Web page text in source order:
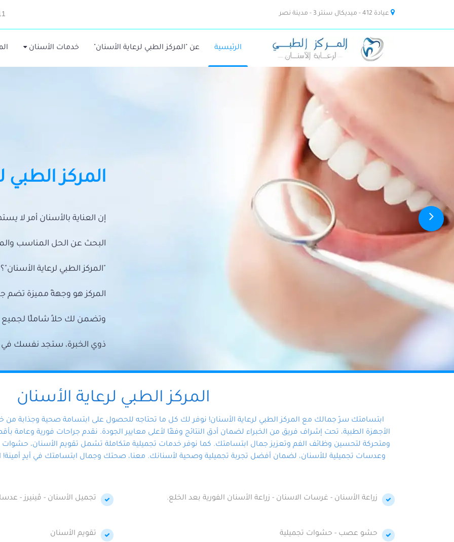
عيادة 412 - ميديكال سنتر 3 - مدينة نصر
الرئيسية عن "المركز الطبي لرعاية الأسنان" خدمات الأسنان
المركز الطبي
إن العناية بالأسنان أمر لا
البحث عن الحل المناسب
"المركز الطبي لرعاية الأسنان"؟
المركز هو وجهةً مميزة تضم
وتضمن لك حلاً شاملًا
ذوي الخبرة، ستجد نفسك في
المركز الطبي لرعاية الأسنان
ابتسامتك سرّ جمالك مع المركز الطبي لرعاية الأسنان! نوفر لك كل ما تحتاجه للحصول على ابتسامة صحية وجذابة
الأجهزة الطبية، تحت إشراف فريق من الخبراء لضمان أدق النتائج وفقًا لأعلى معايير الجودة. نقدم جراحات فورية وعامة
ومتحركة لتحسين وظائف الفم وتعزيز جمال ابتسامتك. كما نوفر خدمات تجميلية متكاملة تشمل تقويم الأسنان، حشوات
وعدسات تجميلية للأسنان، لضمان أفضل تجربة تجميلية وصحية لأسنانك. معنا، صحتك وجمال ابتسامتك في أيدٍ أمينة!
زراعة الأسنان - غرسات الاسنان - زراعة الأسنان الفورية بعد الخلع. تجميل الأسنان - ڤينيرز -
حشو عصب - حشوات تجميلية تقويم الأسنان